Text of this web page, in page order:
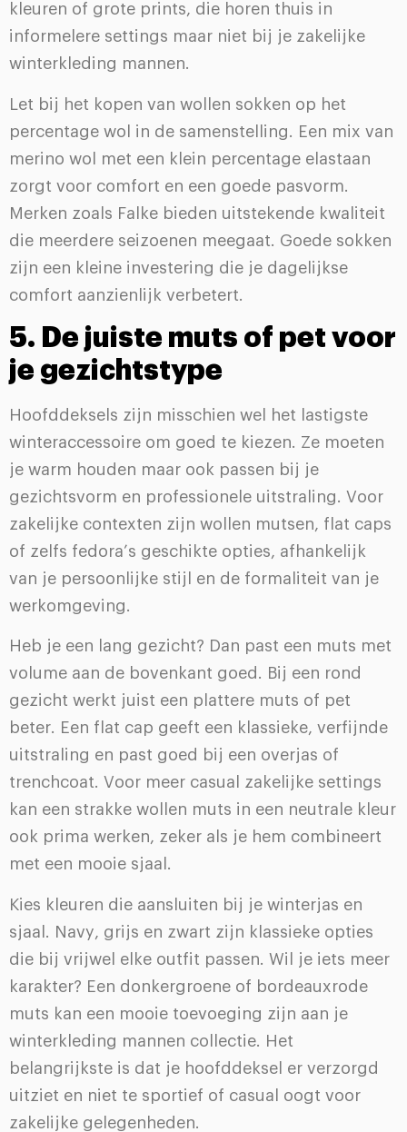
kleuren of grote prints, die horen thuis in
informelere settings maar niet bij je zakelijke
winterkleding mannen.
Let bij het kopen van wollen sokken op het
percentage wol in de samenstelling. Een mix van
merino wol met een klein percentage elastaan
zorgt voor comfort en een goede pasvorm.
Merken zoals Falke bieden uitstekende kwaliteit
die meerdere seizoenen meegaat. Goede sokken
zijn een kleine investering die je dagelijkse
comfort aanzienlijk verbetert.
5. De juiste muts of pet voor
je gezichtstype
Hoofddeksels zijn misschien wel het lastigste
winteraccessoire om goed te kiezen. Ze moeten
je warm houden maar ook passen bij je
gezichtsvorm en professionele uitstraling. Voor
zakelijke contexten zijn wollen mutsen, flat caps
of zelfs fedora’s geschikte opties, afhankelijk
van je persoonlijke stijl en de formaliteit van je
werkomgeving.
Heb je een lang gezicht? Dan past een muts met
volume aan de bovenkant goed. Bij een rond
gezicht werkt juist een plattere muts of pet
beter. Een flat cap geeft een klassieke, verfijnde
uitstraling en past goed bij een overjas of
trenchcoat. Voor meer casual zakelijke settings
kan een strakke wollen muts in een neutrale kleur
ook prima werken, zeker als je hem combineert
met een mooie sjaal.
Kies kleuren die aansluiten bij je winterjas en
sjaal. Navy, grijs en zwart zijn klassieke opties
die bij vrijwel elke outfit passen. Wil je iets meer
karakter? Een donkergroene of bordeauxrode
muts kan een mooie toevoeging zijn aan je
winterkleding mannen collectie. Het
belangrijkste is dat je hoofddeksel er verzorgd
uitziet en niet te sportief of casual oogt voor
zakelijke gelegenheden.